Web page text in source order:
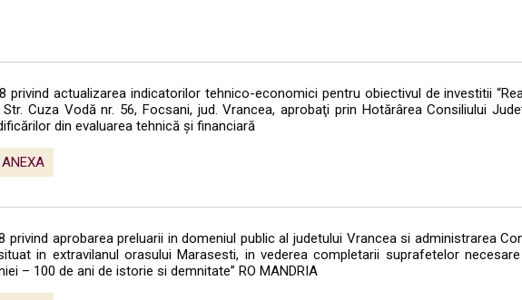
privind actualizarea indicatorilor tehnico-economici pentru obiectivul de investitii
Cuza Vodă nr. 56, Focsani, jud. Vrancea, aprobaţi prin Hotărârea Consiliului
din evaluarea tehnică şi financiară
ANEXA
privind aprobarea preluarii in domeniul public al judetului Vrancea si administrarea
in extravilanul orasului Marasesti, in vederea completarii suprafetelor
– 100 de ani de istorie si demnitate” RO MANDRIA